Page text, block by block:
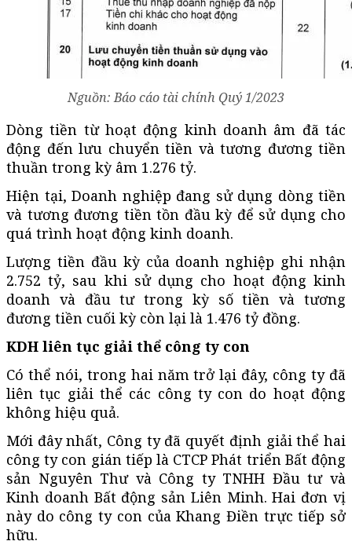
Nguồn: Báo cáo tài chính Quý 1/2023
Dòng tiền từ hoạt động kinh doanh âm đã tác
động đến lưu chuyển tiền và tương đương tiền
thuần trong kỳ âm 1.276 tỷ.
Hiện tại, Doanh nghiệp đang sử dụng dòng tiền
và tương đương tiền tồn đầu kỳ để sử dụng cho
quá trình hoạt động kinh doanh.
Lượng tiền đầu kỳ của doanh nghiệp ghi nhận
2.752 tỷ, sau khi sử dụng cho hoạt động kinh
doanh và đầu tư trong kỳ số tiền và tương
đương tiền cuối kỳ còn lại là 1.476 tỷ đồng.
KDH liên tục giải thể công ty con
Có thể nói, trong hai năm trở lại đây, công ty đã
liên tục giải thể các công ty con do hoạt động
không hiệu quả.
Mới đây nhất, Công ty đã quyết định giải thể hai
công ty con gián tiếp là CTCP Phát triển Bất động
sản Nguyên Thư và Công ty TNHH Đầu tư và
Kinh doanh Bất động sản Liên Minh. Hai đơn vị
này do công ty con của Khang Điền trực tiếp sở
hữu.